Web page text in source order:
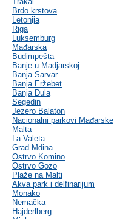
Brdo krstova
Letonija
Riga
Luksemburg
Mađarska
Budimpešta
Banje u Madjarskoj
Banja Sarvar
Banja Eržebet
Banja Ðula
Segedin
Jezero Balaton
Nacionalni parkovi Mađarske
Malta
La Valeta
Grad Mdina
Ostrvo Komino
Ostrvo Gozo
Plaže na Malti
Akva park i delfinarijum
Monako
Nemačka
Hajderlberg